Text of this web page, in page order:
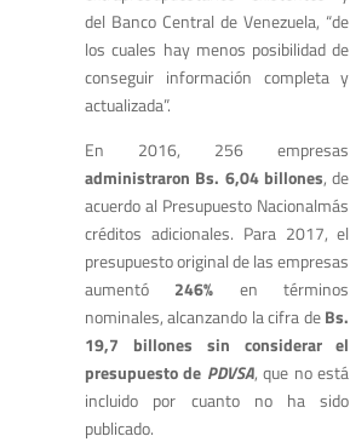
del Banco Central de Venezuela, “de
los cuales hay menos posibilidad de
conseguir información completa y
actualizada”.
En 2016, 256 empresas
administraron Bs. 6,04 billones, de
acuerdo al Presupuesto Nacionalmás
créditos adicionales. Para 2017, el
presupuesto original de las empresas
aumentó 246% en términos
nominales, alcanzando la cifra deBs.
19,7 billones sin considerar el
presupuesto de PDVSA, que no está
incluido por cuanto no ha sido
publicado.